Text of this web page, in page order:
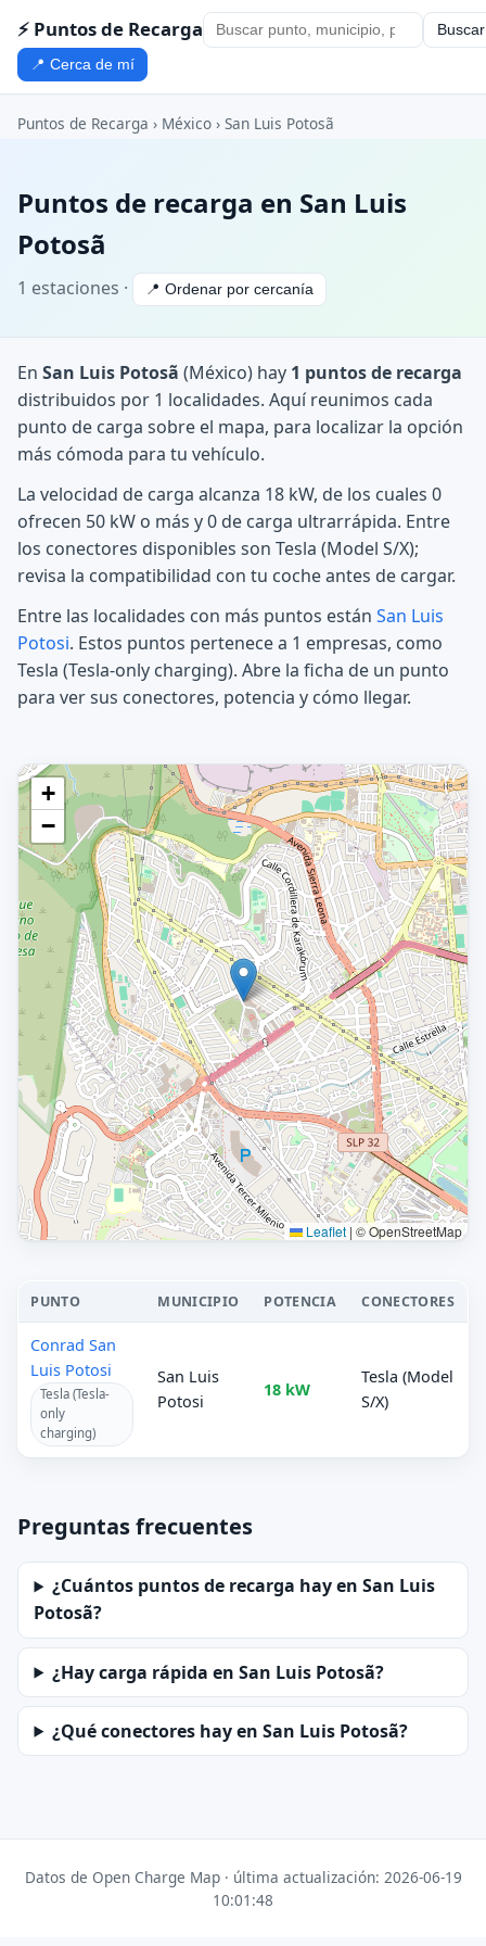
⚡ Puntos de Recarga Buscar
📍 Cerca de mí
Puntos de Recarga › México › San Luis Potosã­
Puntos de recarga en San Luis
Potosã­
1 estaciones · 📍 Ordenar por cercanía
En San Luis Potosã­ (México) hay 1 puntos de recarga
distribuidos por 1 localidades. Aquí reunimos cada
punto de carga sobre el mapa, para localizar la opción
más cómoda para tu vehículo.
La velocidad de carga alcanza 18 kW, de los cuales 0
ofrecen 50 kW o más y 0 de carga ultrarrápida. Entre
los conectores disponibles son Tesla (Model S/X);
revisa la compatibilidad con tu coche antes de cargar.
Entre las localidades con más puntos están San Luis
Potosi. Estos puntos pertenece a 1 empresas, como
Tesla (Tesla-only charging). Abre la ficha de un punto
para ver sus conectores, potencia y cómo llegar.
+
−
Leaflet | © OpenStreetMap
PUNTO MUNICIPIO POTENCIA CONECTORES
Conrad San
Luis Potosi
Tesla (Tesla-
only
charging)
San Luis
Potosi
18 kW
Tesla (Model
S/X)
Preguntas frecuentes
¿Cuántos puntos de recarga hay en San Luis
Potosã­?
¿Hay carga rápida en San Luis Potosã­?
¿Qué conectores hay en San Luis Potosã­?
Datos de Open Charge Map · última actualización: 2026-06-19
10:01:48